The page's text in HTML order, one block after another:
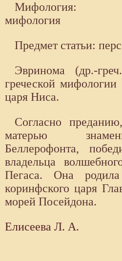
Мифология:
мифология
Предмет статьи:
Эвринома (др.-
греческой мифологии
царя Ниса.
Согласно
матерью
Беллерофонта,
владельца
Пегаса. Она
коринфского царя
морей По­сейдона.
Елисеева Л. А.